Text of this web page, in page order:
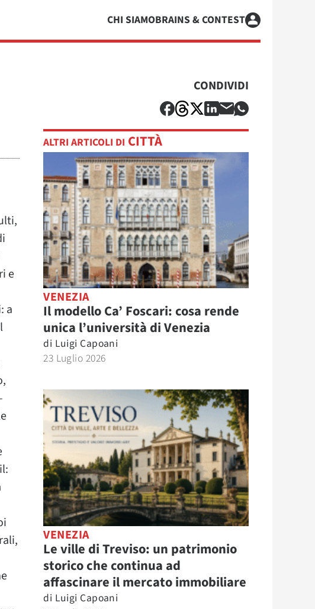
CHI SIAMOBRAINS & CONTEST
e
a
CONDIVIDI
ALTRI ARTICOLI DI CITTÀ
VENEZIA
Il modello Ca’ Foscari: cosa rende
unica l’università di Venezia
di Luigi Capoani
23 Luglio 2026
VENEZIA
Le ville di Treviso: un patrimonio
storico che continua ad
affascinare il mercato immobiliare
di Luigi Capoani